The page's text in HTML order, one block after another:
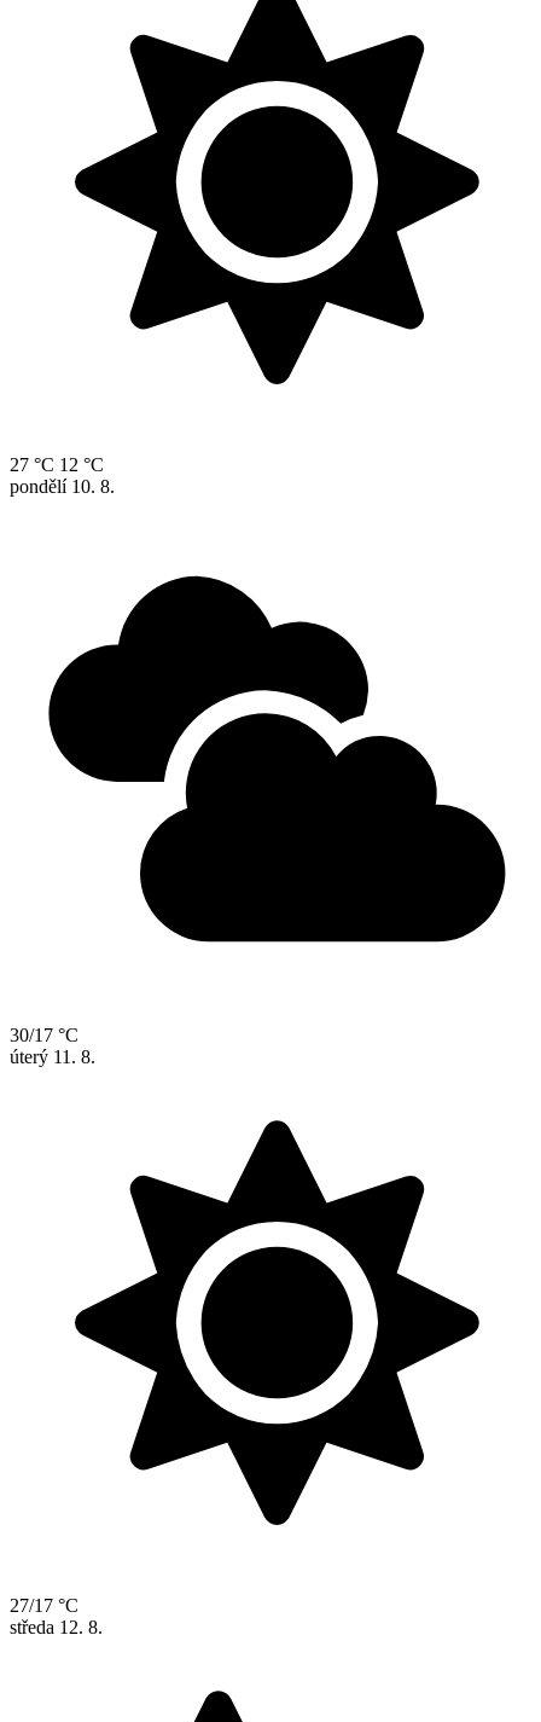
27 °C 12 °C
pondělí 10. 8.
30/17 °C
úterý 11. 8.
27/17 °C
středa 12. 8.